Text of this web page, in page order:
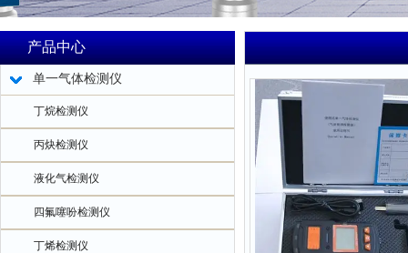
产品中心
单一气体检测仪
丁烷检测仪
丙炔检测仪
液化气检测仪
四氟噻吩检测仪
丁烯检测仪